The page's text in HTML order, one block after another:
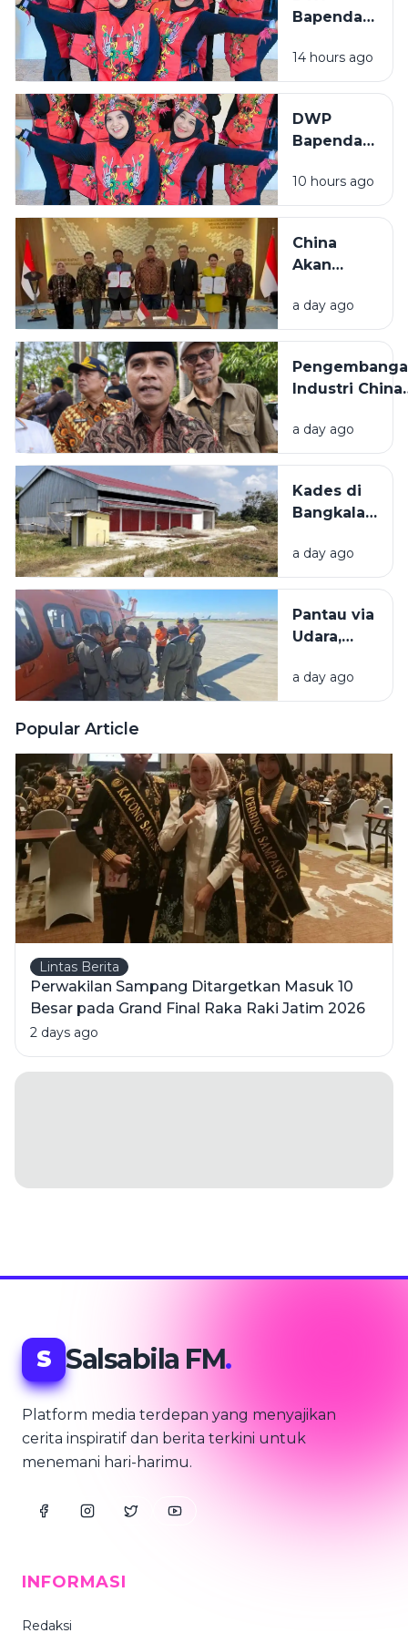
dan
Bapenda
Tampil
Semangat
Menyanyi
Lagu
HUT RI ke-
81
14 hours ago
DWP
Bapenda
Tampil
Semangat
Menyanyi
Lagu
HUT RI ke-
81
10 hours ago
China
Akan
Pabrik
Industri
Karya di
Madura
a day ago
Industri China
Dilaksanakan
Bangkalan,
Menyerap
Ribuan
a day ago
Kades di
Bangkalan
KDMP
Dibangun
Sawah: Itu
Dekat SD
a day ago
Pantau via
Udara,
Tak
Temukan
Mutiara
Sentosa 2
di Perairan
Sumenep
a day ago
Popular Article
Lintas Berita
Perwakilan Sampang Ditargetkan Masuk 10
Besar pada Grand Final Raka Raki Jatim 2026
2 days ago
S Salsabila FM.
Platform media terdepan yang menyajikan
cerita inspiratif dan berita terkini untuk
menemani hari-harimu.
INFORMASI
Redaksi